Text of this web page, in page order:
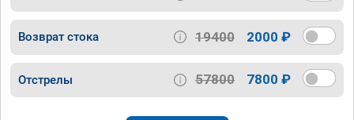
Возврат стока 19400 2000 ₽
Отстрелы 57800 7800 ₽